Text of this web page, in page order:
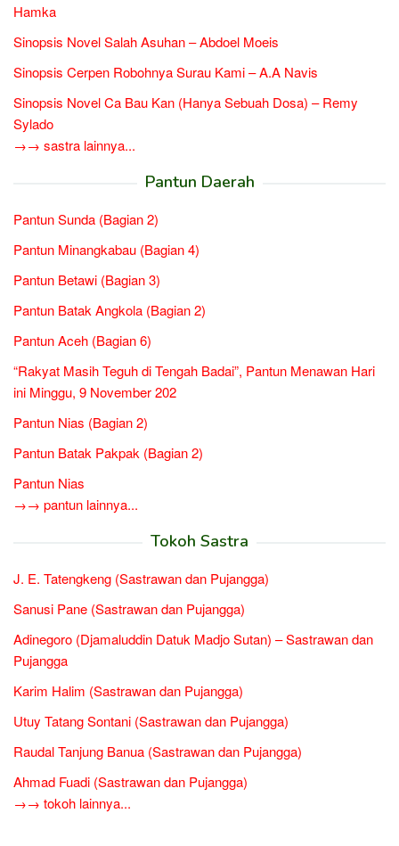
Hamka
Sinopsis Novel Salah Asuhan – Abdoel Moeis
Sinopsis Cerpen Robohnya Surau Kami – A.A Navis
Sinopsis Novel Ca Bau Kan (Hanya Sebuah Dosa) – Remy
Sylado
→→ sastra lainnya...
Pantun Daerah
Pantun Sunda (Bagian 2)
Pantun Minangkabau (Bagian 4)
Pantun Betawi (Bagian 3)
Pantun Batak Angkola (Bagian 2)
Pantun Aceh (Bagian 6)
“Rakyat Masih Teguh di Tengah Badai”, Pantun Menawan Hari
ini Minggu, 9 November 202
Pantun Nias (Bagian 2)
Pantun Batak Pakpak (Bagian 2)
Pantun Nias
→→ pantun lainnya...
Tokoh Sastra
J. E. Tatengkeng (Sastrawan dan Pujangga)
Sanusi Pane (Sastrawan dan Pujangga)
Adinegoro (Djamaluddin Datuk Madjo Sutan) – Sastrawan dan
Pujangga
Karim Halim (Sastrawan dan Pujangga)
Utuy Tatang Sontani (Sastrawan dan Pujangga)
Raudal Tanjung Banua (Sastrawan dan Pujangga)
Ahmad Fuadi (Sastrawan dan Pujangga)
→→ tokoh lainnya...